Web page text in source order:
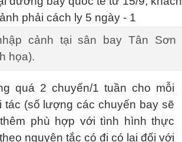
cảnh tại sân bay Tân Sơn
họa).
quá 2 chuyến/1 tuần cho mỗi
tác (số lượng các chuyến bay sẽ
phù hợp với tình hình thực
nguyên tắc có đi có lại đối với